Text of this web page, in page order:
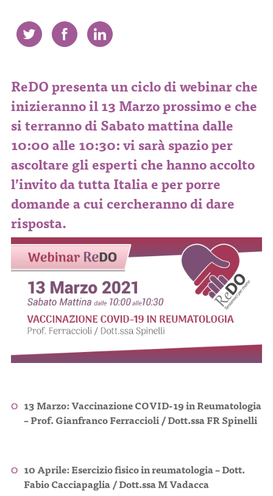
ReDO presenta un ciclo di webinar che
inizieranno il 13 Marzo prossimo e che
si terranno di Sabato mattina dalle
10:00 alle 10:30: vi sarà spazio per
ascoltare gli esperti che hanno accolto
l’invito da tutta Italia e per porre
domande a cui cercheranno di dare
risposta.
13 Marzo:Vaccinazione COVID-19 in Reumatologia
– Prof. Gianfranco Ferraccioli / Dott.ssa FR Spinelli
10 Aprile:Esercizio fisico in reumatologia – Dott.
Fabio Cacciapaglia / Dott.ssa M Vadacca